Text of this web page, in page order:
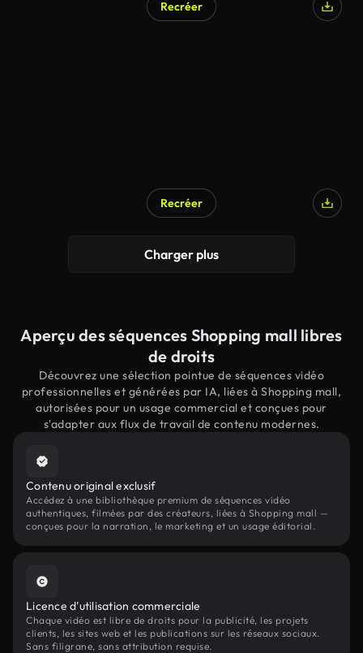
Recréer
Recréer
Charger plus
Aperçu des séquences Shopping mall libres
de droits
Découvrez une sélection pointue de séquences vidéo
professionnelles et générées par IA, liées à Shopping mall,
autorisées pour un usage commercial et conçues pour
s'adapter aux flux de travail de contenu modernes.
Contenu original exclusif
Accédez à une bibliothèque premium de séquences vidéo
authentiques, filmées par des créateurs, liées à Shopping mall —
conçues pour la narration, le marketing et un usage éditorial.
Licence d'utilisation commerciale
Chaque vidéo est libre de droits pour la publicité, les projets
clients, les sites web et les publications sur les réseaux sociaux.
Sans filigrane, sans attribution requise.